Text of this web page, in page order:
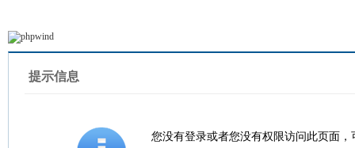
提示信息
您没有登录或者您没有权限访问此页面